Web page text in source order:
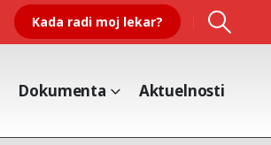
Kada radi moj lekar?
Dokumenta Aktuelnosti